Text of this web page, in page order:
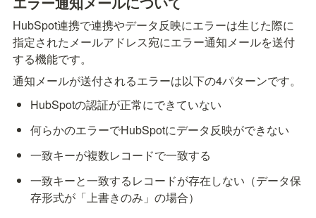
HubSpot連携で連携やデータ反映にエラーは生じた際に
指定されたメールアドレス宛にエラー通知メールを送付
する機能です。
通知メールが送付されるエラーは以下の4パターンです。
HubSpotの認証が正常にできていない
何らかのエラーでHubSpotにデータ反映ができない
一致キーが複数レコードで一致する
一致キーと一致するレコードが存在しない（データ保
存形式が「上書きのみ」の場合）